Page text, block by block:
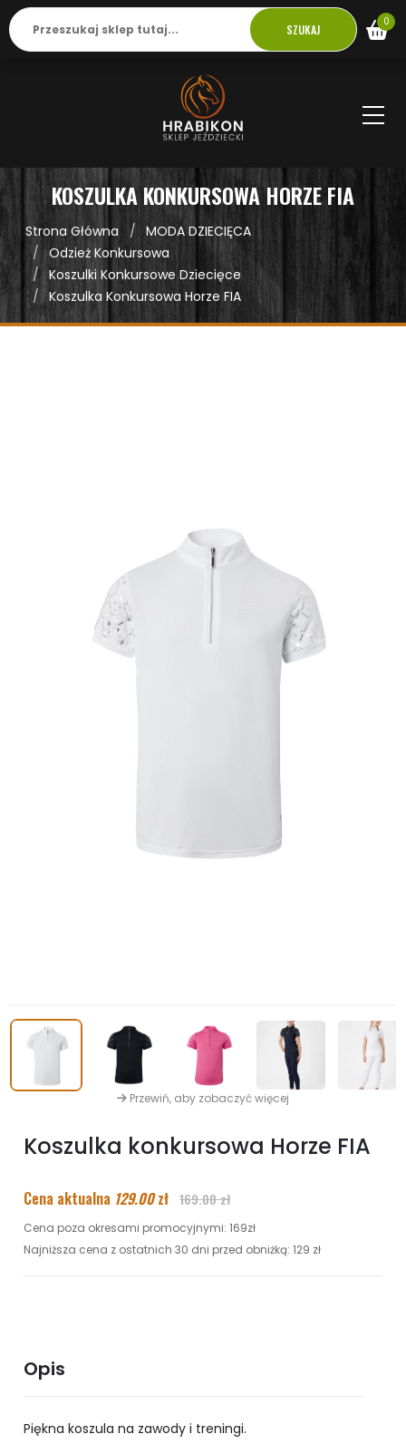
SZUKAJ 0
KOSZULKA KONKURSOWA HORZE FIA
Strona Główna
MODA DZIECIĘCA
Odzież Konkursowa
Koszulki Konkursowe Dziecięce
Koszulka Konkursowa Horze FIA
Przewiń, aby zobaczyć więcej
Koszulka konkursowa Horze FIA
Cena aktualna 129.00zł 169.00 zł
Cena poza okresami promocyjnymi: 169zł
Najniższa cena z ostatnich 30 dni przed obniżką: 129 zł
Opis
Piękna koszula na zawody i treningi.